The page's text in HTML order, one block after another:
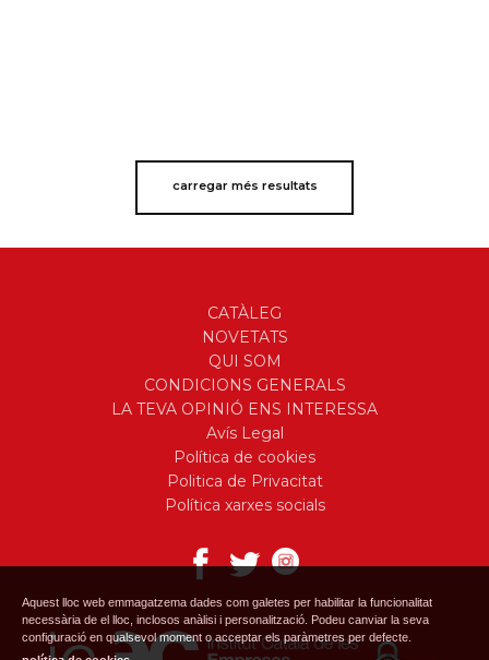
carregar més resultats
CATÀLEG
NOVETATS
QUI SOM
CONDICIONS GENERALS
LA TEVA OPINIÓ ENS INTERESSA
Avís Legal
Política de cookies
Politica de Privacitat
Política xarxes socials
Aquest lloc web emmagatzema dades com galetes per habilitar la funcionalitat
necessària de el lloc, inclosos anàlisi i personalització. Podeu canviar la seva
configuració en qualsevol moment o acceptar els paràmetres per defecte.